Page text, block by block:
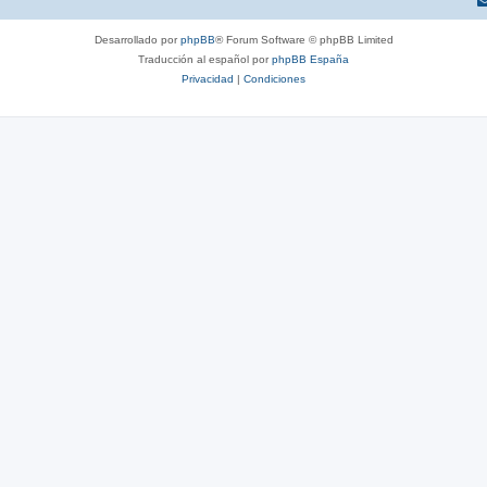
Desarrollado porphpBB® Forum Software © phpBB Limited
Traducción al español porphpBB España
Privacidad | Condiciones